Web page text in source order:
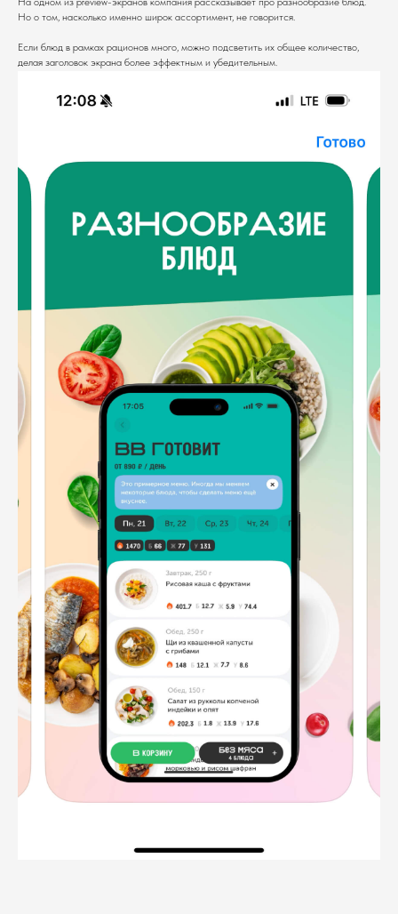
Но о том, насколько именно широк ассортимент, не говорится.
Если блюд в рамках рационов много, можно подсветить их общее количество,
делая заголовок экрана более эффектным и убедительным.